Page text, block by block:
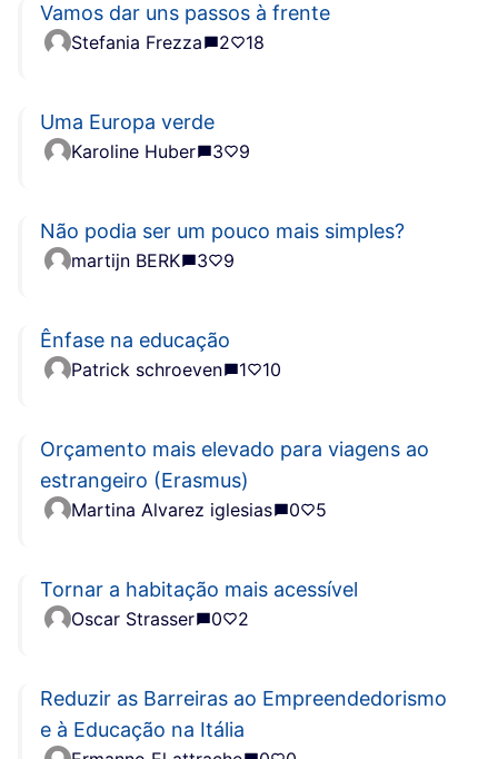
Vamos dar uns passos à frente
Stefania Frezza 2 18
Uma Europa verde
Karoline Huber 3 9
Não podia ser um pouco mais simples?
martijn BERK 3 9
Ênfase na educação
Patrick schroeven 1 10
Orçamento mais elevado para viagens ao
estrangeiro (Erasmus)
Martina Alvarez iglesias 0 5
Tornar a habitação mais acessível
Oscar Strasser 0 2
Reduzir as Barreiras ao Empreendedorismo
e à Educação na Itália